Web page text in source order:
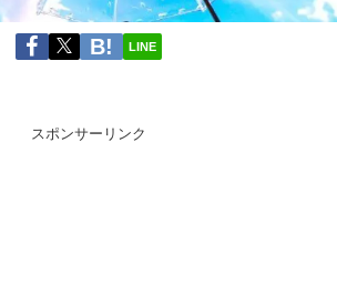
LINE
スポンサーリンク